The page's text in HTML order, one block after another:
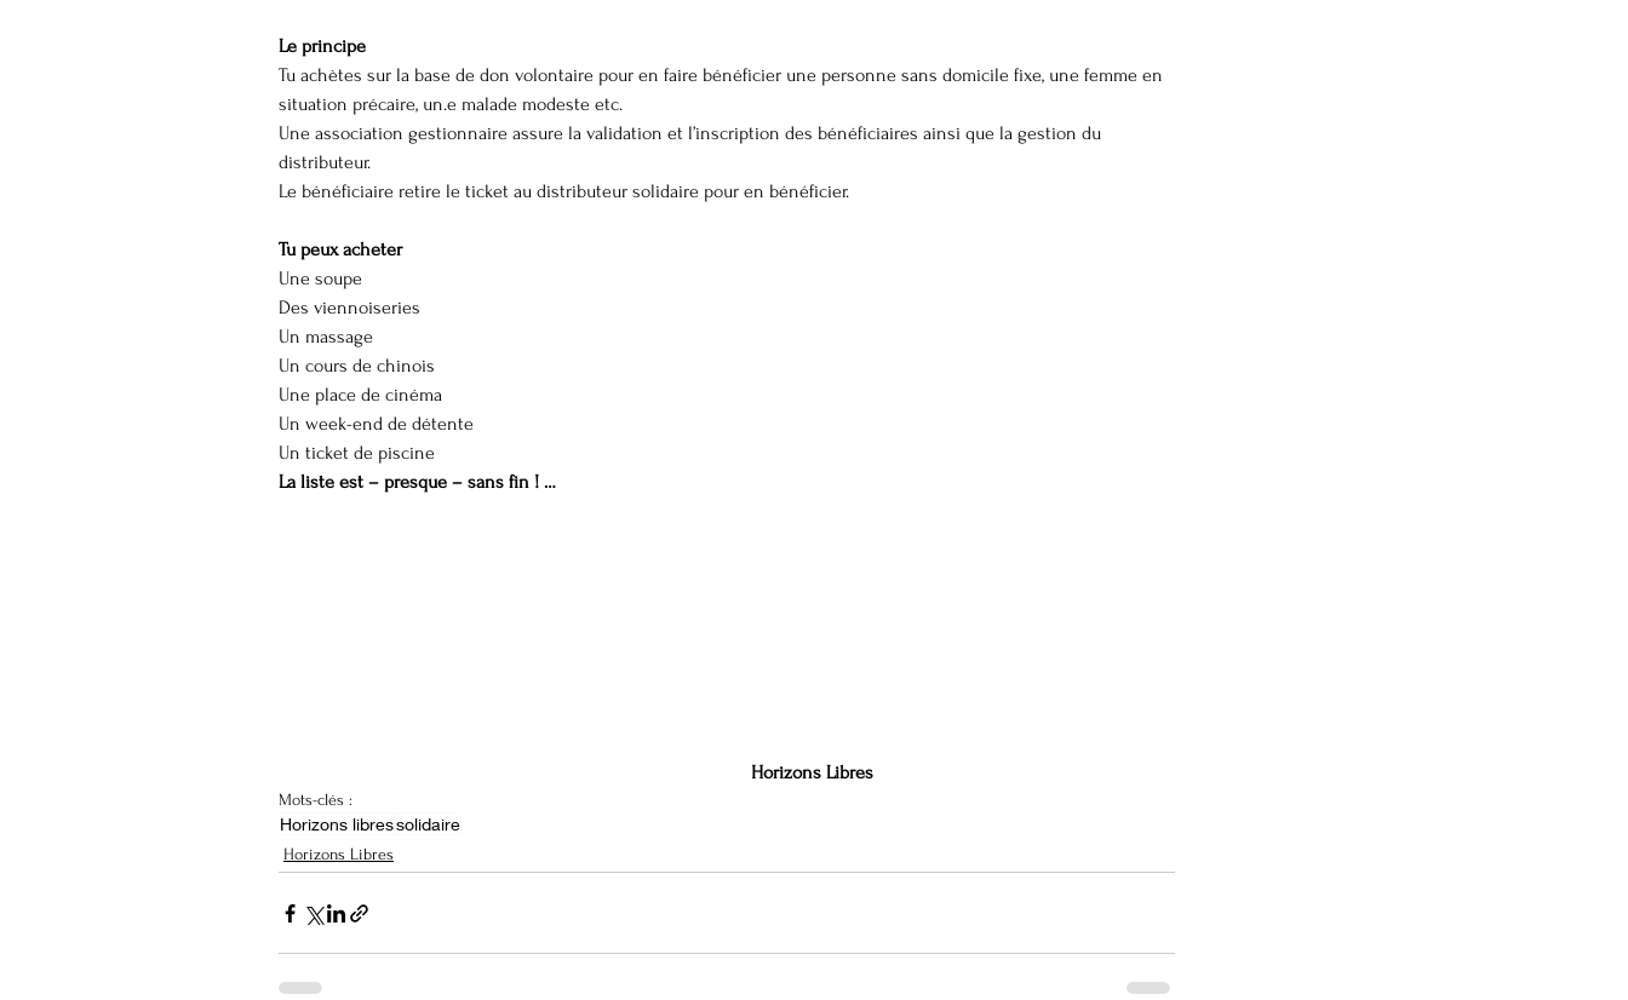
Le principe
Tu achètes sur la base de don volontaire pour en faire bénéficier une personne sans domicile fixe, une femme en
situation précaire, un.e malade modeste etc.
Une association gestionnaire assure la validation et l’inscription des bénéficiaires ainsi que la gestion du
distributeur.
Le bénéficiaire retire le ticket au distributeur solidaire pour en bénéficier.
Tu peux acheter
Une soupe
Des viennoiseries
Un massage
Un cours de chinois
Une place de cinéma
Un week-end de détente
Un ticket de piscine
La liste est – presque – sans fin ! …
Horizons Libres
Mots-clés :
Horizons libressolidaire
Horizons Libres